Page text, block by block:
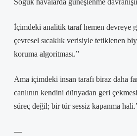
Soğuk havalarda güneşlenme
İçimdeki analitik taraf hemen devreye
çevresel sıcaklık verisiyle tetiklenen
koruma algoritması.”
Ama içimdeki insan tarafı biraz daha
canlının kendini dünyadan geri
süreç değil; bir tür sessiz kapanma
—